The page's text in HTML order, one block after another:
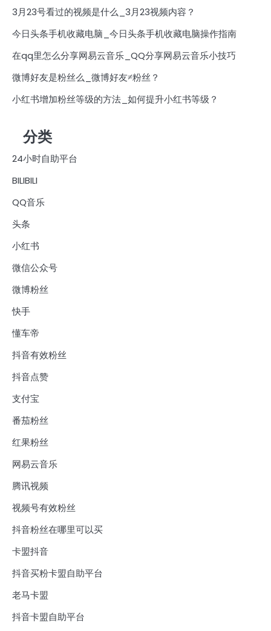
3月23号看过的视频是什么_3月23视频内容？
今日头条手机收藏电脑_今日头条手机收藏电脑操作指南
在qq里怎么分享网易云音乐_QQ分享网易云音乐小技巧
微博好友是粉丝么_微博好友≠粉丝？
小红书增加粉丝等级的方法_如何提升小红书等级？
分类
24小时自助平台
BILIBILI
QQ音乐
头条
小红书
微信公众号
微博粉丝
快手
懂车帝
抖音有效粉丝
抖音点赞
支付宝
番茄粉丝
红果粉丝
网易云音乐
腾讯视频
视频号有效粉丝
抖音粉丝在哪里可以买
卡盟抖音
抖音买粉卡盟自助平台
老马卡盟
抖音卡盟自助平台